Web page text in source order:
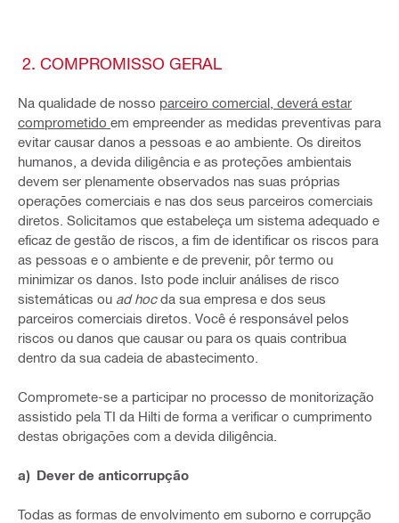
2. COMPROMISSO GERAL
Na qualidade de nosso parceiro comercial, deverá estar
comprometido em empreender as medidas preventivas para
evitar causar danos a pessoas e ao ambiente. Os direitos
humanos, a devida diligência e as proteções ambientais
devem ser plenamente observados nas suas próprias
operações comerciais e nas dos seus parceiros comerciais
diretos. Solicitamos que estabeleça um sistema adequado e
eficaz de gestão de riscos, a fim de identificar os riscos para
as pessoas e o ambiente e de prevenir, pôr termo ou
minimizar os danos. Isto pode incluir análises de risco
sistemáticas ou ad hocda sua empresa e dos seus
parceiros comerciais diretos. Você é responsável pelos
riscos ou danos que causar ou para os quais contribua
dentro da sua cadeia de abastecimento.
Compromete-se a participar no processo de monitorização
assistido pela TI da Hilti de forma a verificar o cumprimento
destas obrigações com a devida diligência.
a) Dever de anticorrupção
Todas as formas de envolvimento em suborno e corrupção